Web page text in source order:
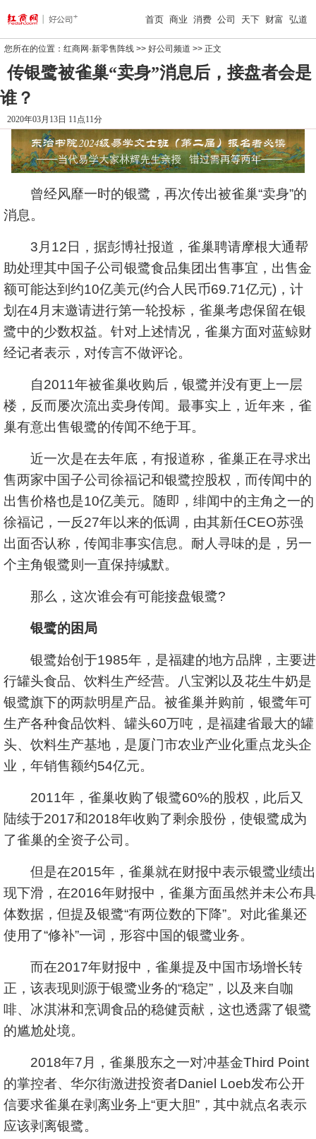
首页 商业 消费 公司 天下 财富 弘道
您所在的位置： 红商网·新零售阵线 >> 好公司频道 >> 正文
传银鹭被雀巢“卖身”消息后，接盘者会是
谁？
2020年03月13日 11点11分
曾经风靡一时的银鹭，再次传出被雀巢“卖身”的
消息。
3月12日，据彭博社报道，雀巢聘请摩根大通帮
助处理其中国子公司银鹭食品集团出售事宜，出售金
额可能达到约10亿美元(约合人民币69.71亿元)，计
划在4月末邀请进行第一轮投标，雀巢考虑保留在银
鹭中的少数权益。针对上述情况，雀巢方面对蓝鲸财
经记者表示，对传言不做评论。
自2011年被雀巢收购后，银鹭并没有更上一层
楼，反而屡次流出卖身传闻。最事实上，近年来，雀
巢有意出售银鹭的传闻不绝于耳。
近一次是在去年底，有报道称，雀巢正在寻求出
售两家中国子公司徐福记和银鹭控股权，而传闻中的
出售价格也是10亿美元。随即，绯闻中的主角之一的
徐福记，一反27年以来的低调，由其新任CEO苏强
出面否认称，传闻非事实信息。耐人寻味的是，另一
个主角银鹭则一直保持缄默。
那么，这次谁会有可能接盘银鹭?
银鹭的困局
银鹭始创于1985年，是福建的地方品牌，主要进
行罐头食品、饮料生产经营。八宝粥以及花生牛奶是
银鹭旗下的两款明星产品。被雀巢并购前，银鹭年可
生产各种食品饮料、罐头60万吨，是福建省最大的罐
头、饮料生产基地，是厦门市农业产业化重点龙头企
业，年销售额约54亿元。
2011年，雀巢收购了银鹭60%的股权，此后又
陆续于2017和2018年收购了剩余股份，使银鹭成为
了雀巢的全资子公司。
但是在2015年，雀巢就在财报中表示银鹭业绩出
现下滑，在2016年财报中，雀巢方面虽然并未公布具
体数据，但提及银鹭“有两位数的下降”。对此雀巢还
使用了“修补”一词，形容中国的银鹭业务。
而在2017年财报中，雀巢提及中国市场增长转
正，该表现则源于银鹭业务的“稳定”，以及来自咖
啡、冰淇淋和烹调食品的稳健贡献，这也透露了银鹭
的尴尬处境。
2018年7月，雀巢股东之一对冲基金Third Point
的掌控者、华尔街激进投资者Daniel Loeb发布公开
信要求雀巢在剥离业务上“更大胆”，其中就点名表示
应该剥离银鹭。